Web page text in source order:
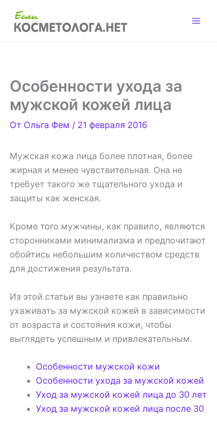
содержимому
Особенности ухода за
мужской кожей лица
От Ольга Фем / 21 февраля 2016
Мужская кожа лица более плотная, более
жирная и менее чувствительная. Она не
требует такого же тщательного ухода и
защиты как женская.
Кроме того мужчины, как правило, являются
сторонниками минимализма и предпочитают
обойтись небольшим количеством средств
для достижения результата.
Из этой статьи вы узнаете как правильно
ухаживать за мужской кожей в зависимости
от возраста и состояния кожи, чтобы
выглядеть успешным и привлекательным.
Особенности мужской кожи
Особенности ухода за мужской кожей
Уход за мужской кожей лица до 30 лет
Уход за мужской кожей лица после 30